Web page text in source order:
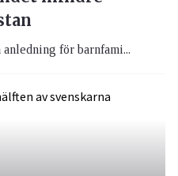
för barnfami...